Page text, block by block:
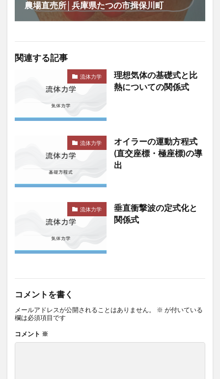
農場直売所│兵庫県たつの市揖保川町
関連する記事
流体力学
理想気体の基礎式と比
熱についての関係式
流体力学
オイラーの運動方程式
(直交座標・極座標)の導
出
流体力学
垂直衝撃波の定式化と
関係式
コメントを書く
メールアドレスが公開されることはありません。 ※ が付いている
欄は必須項目です
コメント ※